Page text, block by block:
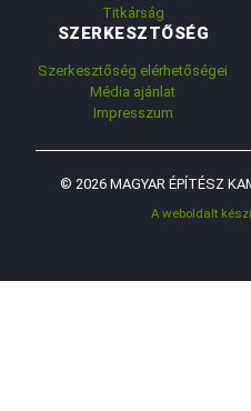
Titkárság
SZERKESZTŐSÉG
Szerkesztőség elérhetőségei
Média ajánlat
Impresszum
© 2026 MAGYAR ÉPÍTÉSZ
A weboldalt